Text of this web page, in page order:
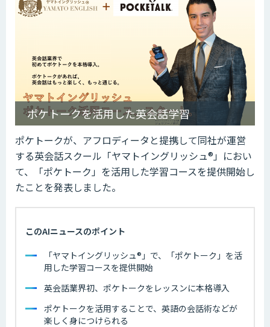
ポケトークを活用した英会話学習
ポケトークが、アフロディータと提携して同社が運営
する英会話スクール「ヤマトイングリッシュ®」におい
て、「ポケトーク」を活用した学習コースを提供開始し
たことを発表しました。
このAIニュースのポイント
「ヤマトイングリッシュ®」で、「ポケトーク」を活
用した学習コースを提供開始
英会話業界初、ポケトークをレッスンに本格導入
ポケトークを活用することで、英語の会話術などが
楽しく身につけられる